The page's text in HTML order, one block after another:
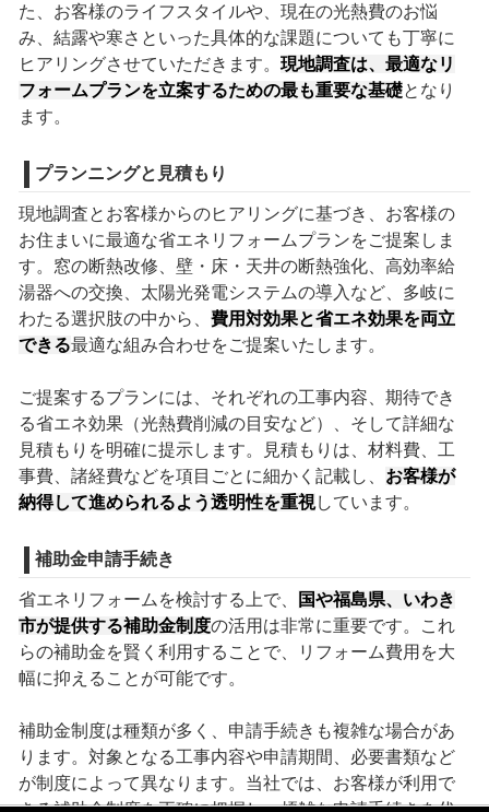
た、お客様のライフスタイルや、現在の光熱費のお悩
み、結露や寒さといった具体的な課題についても丁寧に
ヒアリングさせていただきます。 現地調査は、最適なリ
フォームプランを立案するための最も重要な基礎となり
ます。
プランニングと見積もり
現地調査とお客様からのヒアリングに基づき、お客様の
お住まいに最適な省エネリフォームプランをご提案しま
す。窓の断熱改修、壁・床・天井の断熱強化、高効率給
湯器への交換、太陽光発電システムの導入など、多岐に
わたる選択肢の中から、 費用対効果と省エネ効果を両立
できる最適な組み合わせをご提案いたします。
ご提案するプランには、それぞれの工事内容、期待でき
る省エネ効果（光熱費削減の目安など）、そして詳細な
見積もりを明確に提示します。見積もりは、材料費、工
事費、諸経費などを項目ごとに細かく記載し、 お客様が
納得して進められるよう透明性を重視しています。
補助金申請手続き
省エネリフォームを検討する上で、
国や福島県、いわき
市が提供する補助金制度の活用は非常に重要です。これ
らの補助金を賢く利用することで、リフォーム費用を大
幅に抑えることが可能です。
補助金制度は種類が多く、申請手続きも複雑な場合があ
ります。対象となる工事内容や申請期間、必要書類など
が制度によって異なります。当社では、お客様が利用で